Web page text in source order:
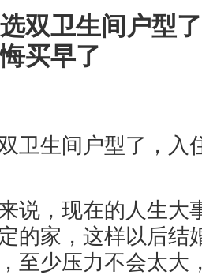
双卫生间户型
买早了
卫生间户型了，入
说，现在的人生大
的家，这样以后结
至少压力不会太大